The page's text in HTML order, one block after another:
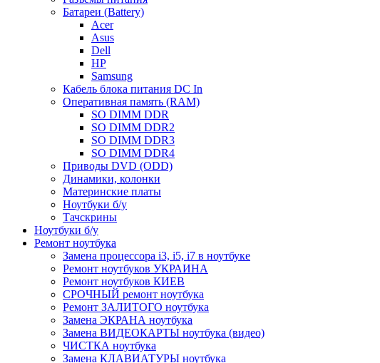
Батареи (Battery)
Acer
Asus
Dell
HP
Samsung
Кабель блока питания DC In
Оперативная память (RAM)
SO DIMM DDR
SO DIMM DDR2
SO DIMM DDR3
SO DIMM DDR4
Приводы DVD (ODD)
Динамики, колонки
Материнские платы
Ноутбуки б/у
Тачскрины
Ноутбуки б/у
Ремонт ноутбука
Замена процессора i3, i5, i7 в ноутбуке
Ремонт ноутбуков УКРАИНА
Ремонт ноутбуков КИЕВ
СРОЧНЫЙ ремонт ноутбука
Ремонт ЗАЛИТОГО ноутбука
Замена ЭКРАНА ноутбука
Замена ВИДЕОКАРТЫ ноутбука (видео)
ЧИСТКА ноутбука
Замена КЛАВИАТУРЫ ноутбука